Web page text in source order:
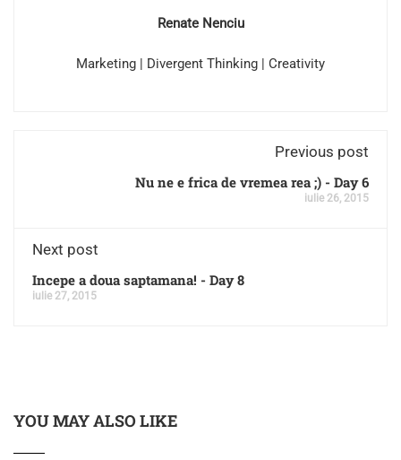
Renate Nenciu
Marketing | Divergent Thinking | Creativity
Previous post
Nu ne e frica de vremea rea ;) - Day 6
iulie 26, 2015
Next post
Incepe a doua saptamana! - Day 8
iulie 27, 2015
YOU MAY ALSO LIKE